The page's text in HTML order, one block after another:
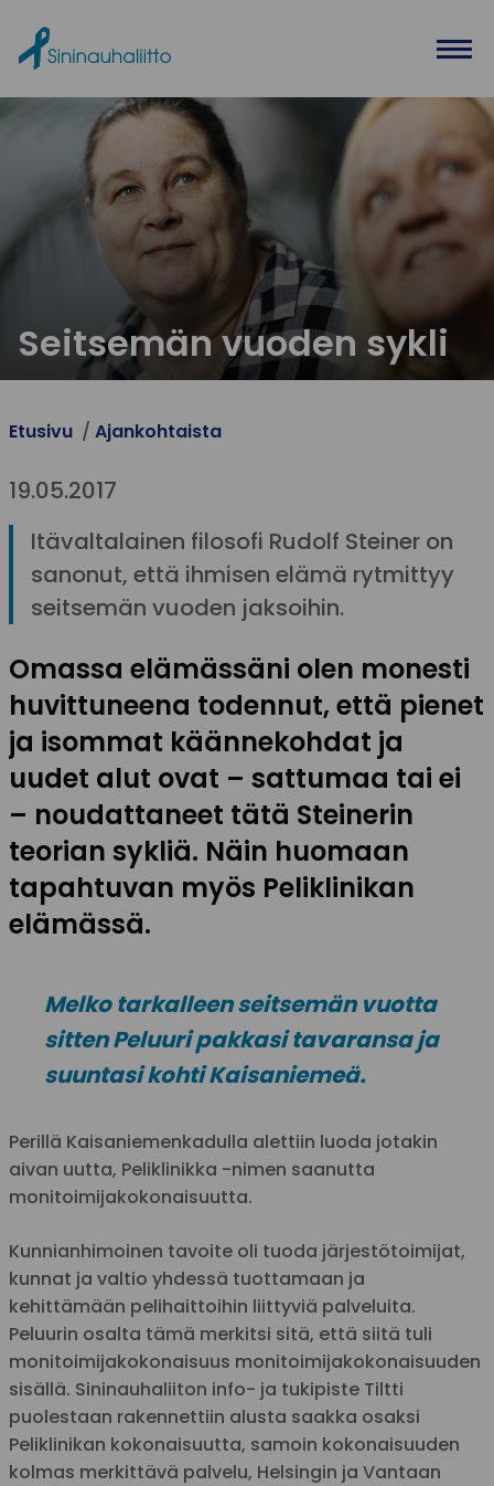
Seitsemän vuoden sykli
Etusivu Ajankohtaista
19.05.2017
Itävaltalainen filosofi Rudolf Steiner on
sanonut, että ihmisen elämä rytmittyy
seitsemän vuoden jaksoihin.
Omassa elämässäni olen monesti
huvittuneena todennut, että pienet
ja isommat käännekohdat ja
uudet alut ovat – sattumaa tai ei
– noudattaneet tätä Steinerin
teorian sykliä. Näin huomaan
tapahtuvan myös Peliklinikan
elämässä.
Melko tarkalleen seitsemän vuotta
sitten Peluuri pakkasi tavaransa ja
suuntasi kohti Kaisaniemeä.
Perillä Kaisaniemenkadulla alettiin luoda jotakin
aivan uutta, Peliklinikka -nimen saanutta
monitoimijakokonaisuutta.
Kunnianhimoinen tavoite oli tuoda järjestötoimijat,
kunnat ja valtio yhdessä tuottamaan ja
kehittämään pelihaittoihin liittyviä palveluita.
Peluurin osalta tämä merkitsi sitä, että siitä tuli
monitoimijakokonaisuus monitoimijakokonaisuuden
sisällä. Sininauhaliiton info- ja tukipiste Tiltti
puolestaan rakennettiin alusta saakka osaksi
Peliklinikan kokonaisuutta, samoin kokonaisuuden
kolmas merkittävä palvelu, Helsingin ja Vantaan